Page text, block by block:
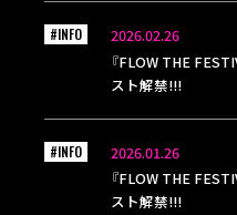
2026.02.26
『FLOW THE
スト解禁!!!
#INFO
2026.01.26
『FLOW THE
スト解禁!!!
#INFO